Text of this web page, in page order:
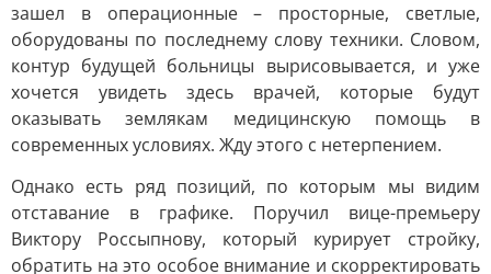
зашел в операционные – просторные, светлые,
оборудованы по последнему слову техники. Словом,
контур будущей больницы вырисовывается, и уже
хочется увидеть здесь врачей, которые будут
оказывать землякам медицинскую помощь в
современных условиях. Жду этого с нетерпением.
Однако есть ряд позиций, по которым мы видим
отставание в графике. Поручил вице-премьеру
Виктору Россыпнову, который курирует стройку,
обратить на это особое внимание и скорректировать